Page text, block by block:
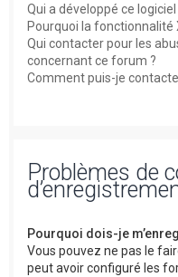
Qui a développé ce
Pourquoi la fonctionnalité
Qui contacter pour les
concernant ce forum ?
Comment puis-je
Problèmes de
Pourquoi dois-je
Vous pouvez ne pas le
peut avoir configuré les